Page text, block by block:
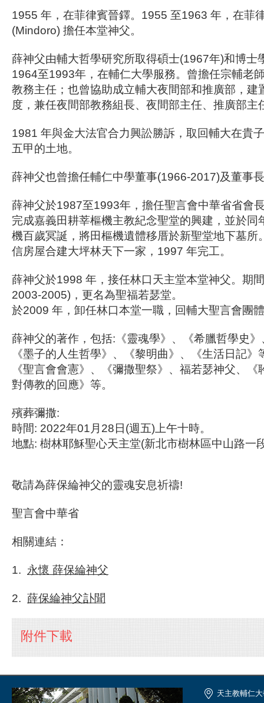
1955 年，在菲律賓晉鐸。1955 至1963 年，在菲
(Mindoro) 擔任本堂神父。
薛神父由輔大哲學研究所取得碩士(1967年)和博士
1964至1993年，在輔仁大學服務。曾擔任宗輔老
教務主任；也曾協助成立輔大夜間部和推廣部，建
度，兼任夜間部教務組長、夜間部主任、推廣部主
1981 年與金大法官合力興訟勝訴，取回輔大在貴
五甲的土地。
薛神父也曾擔任輔仁中學董事(1966-2017)及董事
薛神父於1987至1993年，擔任聖言會中華省省會
完成嘉義田耕莘樞機主教紀念聖堂的興建，並於同
機百歲冥誕，將田樞機遺體移厝於新聖堂地下墓所
信房屋合建大坪林天下一家，1997 年完工。
薛神父於1998 年，接任林口天主堂本堂神父。期
2003-2005)，更名為聖福若瑟堂。
於2009 年，卸任林口本堂一職，回輔大聖言會團
薛神父的著作，包括:《靈魂學》、《希臘哲學史
《墨子的人生哲學》、《黎明曲》、《生活日記》
《聖言會會憲》、《彌撒聖祭》、福若瑟神父、
對傳教的回應》等。
殯葬彌撒:
時間: 2022年01月28日(週五)上午十時。
地點: 樹林耶穌聖心天主堂(新北市樹林區中山路一
敬請為薛保綸神父的靈魂安息祈禱!
聖言會中華省
相關連結：
1. 永懷 薛保綸神父
2. 薛保綸神父訃聞
附件下載
天主教輔仁